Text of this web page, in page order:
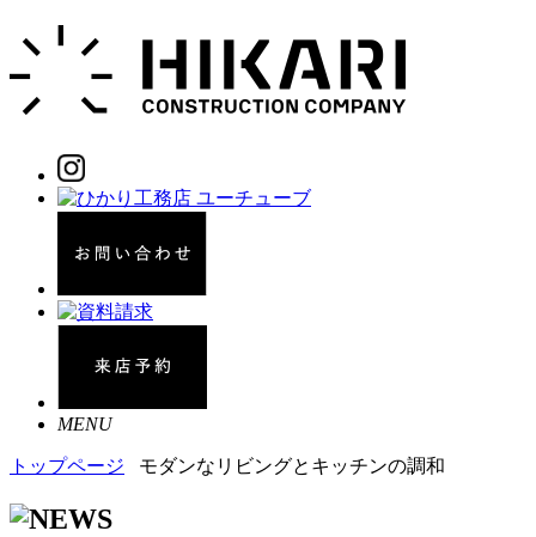
MENU
トップページ モダンなリビングとキッチンの調和